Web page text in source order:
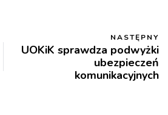
NASTĘPNY
UOKiK sprawdza podwyżki
ubezpieczeń
komunikacyjnych